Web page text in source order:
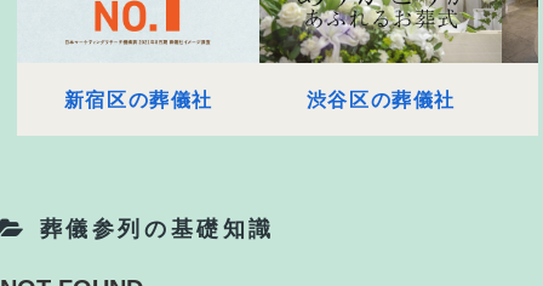
新宿区の葬儀社 渋谷区の葬儀社
葬儀参列の基礎知識